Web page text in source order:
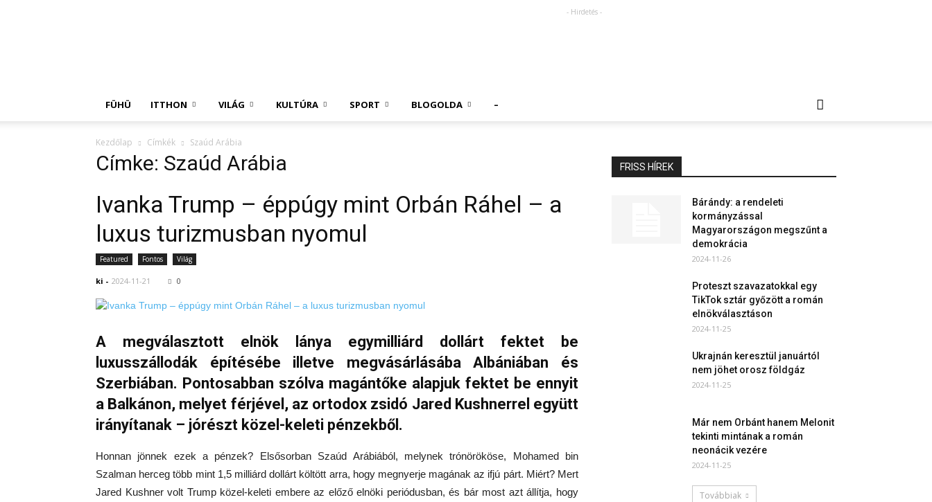
- Hirdetés -
FÜHÜ ITTHON VILÁG KULTÚRA SPORT BLOGOLDA –
Kezdőlap Címkék Szaúd Arábia
Címke: Szaúd Arábia
Ivanka Trump – éppúgy mint Orbán Ráhel – a
luxus turizmusban nyomul
Featured Fontos Világ
ki - 2024-11-21 0
A megválasztott elnök lánya egymilliárd dollárt fektet be
luxusszállodák építésébe illetve megvásárlásába Albániában és
Szerbiában. Pontosabban szólva magántőke alapjuk fektet be ennyit
a Balkánon, melyet férjével, az ortodox zsidó Jared Kushnerrel együtt
irányítanak – jórészt közel-keleti pénzekből.
Honnan jönnek ezek a pénzek? Elsősorban Szaúd Arábiából, melynek trónörököse, Mohamed bin
Szalman herceg több mint 1,5 milliárd dollárt költött arra, hogy megnyerje magának az ifjú párt. Miért? Mert
Jared Kushner volt Trump közel-keleti embere az előző elnöki periódusban, és bár most azt állítja, hogy
FRISS HÍREK
Bárándy: a rendeleti
kormányzással
Magyarországon megszűnt a
demokrácia
2024-11-26
Proteszt szavazatokkal egy
TikTok sztár győzött a román
elnökválasztáson
2024-11-25
Ukrajnán keresztül januártól
nem jöhet orosz földgáz
2024-11-25
Már nem Orbánt hanem Melonit
tekinti mintának a román
neonácik vezére
2024-11-25
Továbbiak